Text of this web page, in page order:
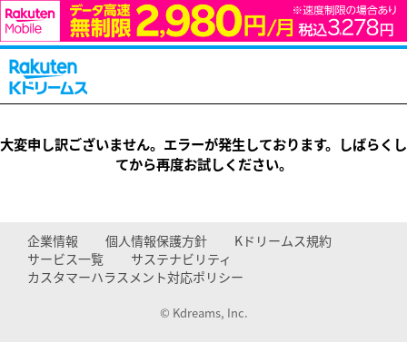
大変申し訳ございません。エラーが発生しております。しばらくし
てから再度お試しください。
企業情報 個人情報保護方針
Kドリームス規約
サービス一覧
サステナビリティ
カスタマーハラスメント対応ポリシー
© Kdreams, Inc.